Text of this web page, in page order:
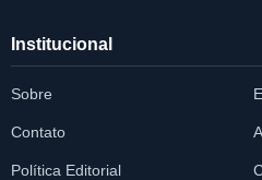
Institucional
Sobre
Contato
Política Editorial